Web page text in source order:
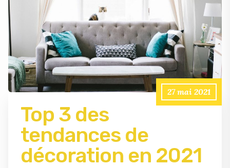
27 mai 2021
Top 3 des
tendances de
décoration en 2021